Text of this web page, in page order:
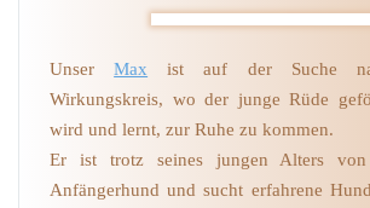
UnserMax ist auf der Suche
Wirkungskreis, wo der junge Rüde
wird und lernt, zur Ruhe zu kommen.
Er ist trotz seines jungen Alters
Anfängerhund und sucht erfahrene